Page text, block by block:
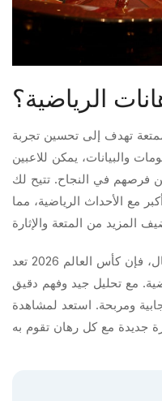
الرياضية؟
تهدف إلى تحسين تجربة
والبيانات، يمكن للاعبين
فرصهم في النجاح. تتيح لك
مع الأحداث الرياضية، مما
إذا كنت تتطلع للبدء في هذا المجال، فإن كأس العالم 2026 تعد
مع تحليل جيد وفهم دقيق
ومربحة. استعد لمشاهدة